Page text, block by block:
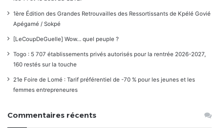
1ère Édition des Grandes Retrouvailles des Ressortissants de Kpélé Govié
Apégamé / Sokpé
[LeCoupDeGuelle] Wow… quel peuple ?
Togo : 5 707 établissements privés autorisés pour la rentrée 2026-2027,
160 restés sur la touche
21e Foire de Lomé : Tarif préférentiel de -70 % pour les jeunes et les
femmes entrepreneures
Commentaires récents